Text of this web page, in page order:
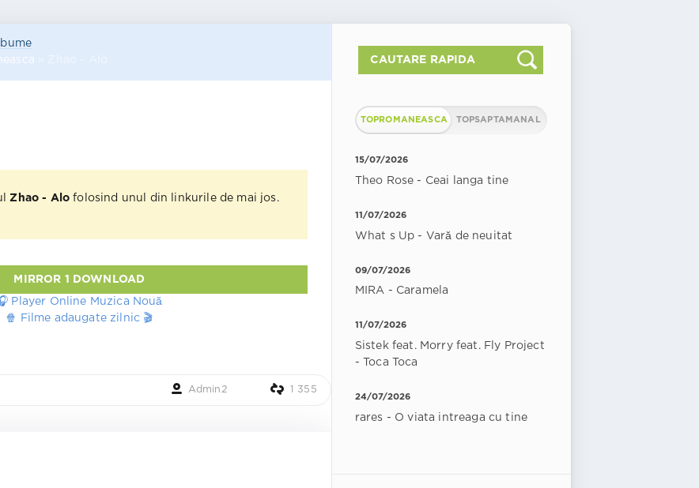
Zhao - Alo folosind unul din linkurile de mai jos.
MIRROR 1 DOWNLOAD
Player Online Muzica Nouă
🍿 Filme adaugate zilnic 🎬
Admin2 1 355
TOPROMANEASCA TOPSAPTAMANAL
15/07/2026
Theo Rose - Ceai langa tine
11/07/2026
What s Up - Vară de neuitat
09/07/2026
MIRA - Caramela
11/07/2026
Sistek feat. Morry feat. Fly Project
- Toca Toca
24/07/2026
rares - O viata intreaga cu tine